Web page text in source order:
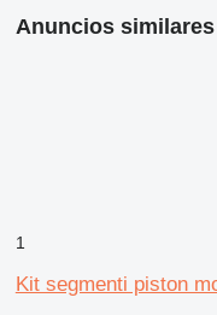
Anuncios similares
1
Kit segmenti piston